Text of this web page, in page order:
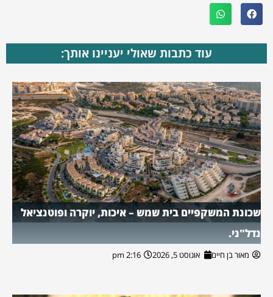
עוד כתבות שאולי יעניינו אותך:
שכונת המשקפיים בית שמש – איכות, יוקרה ופוטנציאל
נדל"ני.
מאור בן חיים אוגוסט 5, 2026 2:16 pm